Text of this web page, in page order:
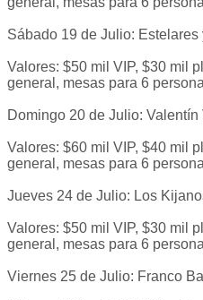
Sábado 19 de Julio:
Valores: $50 mil VIP, $30 mil
general, mesas para 6
Domingo 20 de Julio:
Valores: $60 mil VIP, $40 mil
general, mesas para 6
Jueves 24 de Julio: Los
Valores: $50 mil VIP, $30 mil
general, mesas para 6
Viernes 25 de Julio: Franco